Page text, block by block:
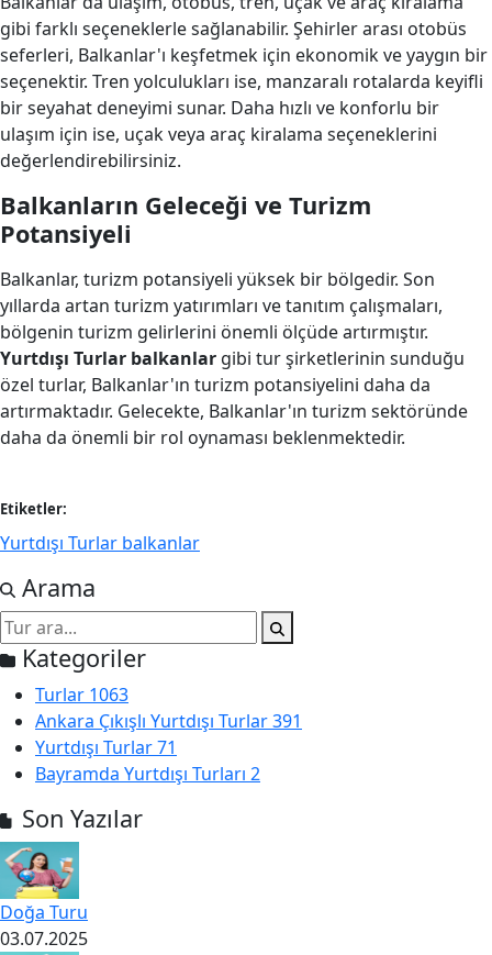
gibi farklı seçeneklerle sağlanabilir. Şehirler arası otobüs
seferleri, Balkanlar'ı keşfetmek için ekonomik ve yaygın bir
seçenektir. Tren yolculukları ise, manzaralı rotalarda keyifli
bir seyahat deneyimi sunar. Daha hızlı ve konforlu bir
ulaşım için ise, uçak veya araç kiralama seçeneklerini
değerlendirebilirsiniz.
Balkanların Geleceği ve Turizm
Potansiyeli
Balkanlar, turizm potansiyeli yüksek bir bölgedir. Son
yıllarda artan turizm yatırımları ve tanıtım çalışmaları,
bölgenin turizm gelirlerini önemli ölçüde artırmıştır.
Yurtdışı Turlar balkanlar gibi tur şirketlerinin sunduğu
özel turlar, Balkanlar'ın turizm potansiyelini daha da
artırmaktadır. Gelecekte, Balkanlar'ın turizm sektöründe
daha da önemli bir rol oynaması beklenmektedir.
Etiketler:
Yurtdışı Turlar balkanlar
Arama
Kategoriler
Turlar 1063
Ankara Çıkışlı Yurtdışı Turlar391
Yurtdışı Turlar71
Bayramda Yurtdışı Turları 2
Son Yazılar
Doğa Turu
03.07.2025